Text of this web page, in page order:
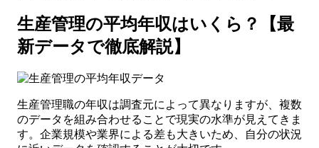
生産管理の平均年収はいくら？【最
新データで徹底解説】
生産管理職の年収は調査元によって異なりますが、複数
のデータを組み合わせることで現実の水準が見えてきま
す。企業規模や業界による差も大きいため、自分の状況